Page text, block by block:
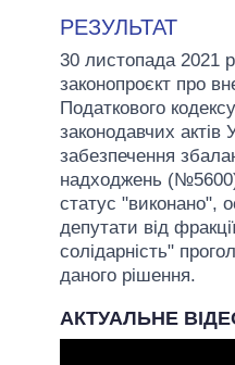
РЕЗУЛЬТАТ
30 листопада 2021
законопроєкт про
Податкового
законодавчих актів
забезпечення
надходжень
статус "виконано",
депутати від
солідарність"
даного рішення.
АКТУАЛЬНЕ